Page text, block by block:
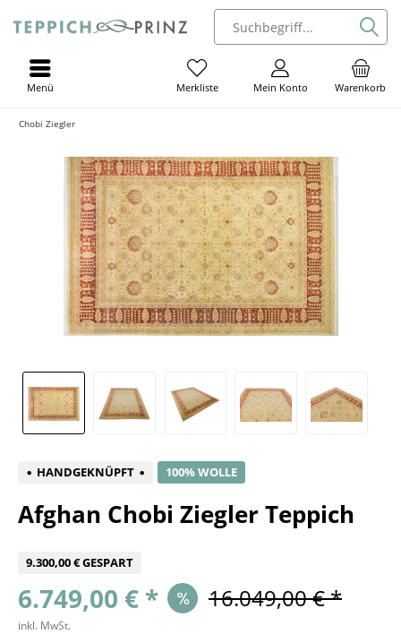
Warenkorb
Mein Konto
Merkliste
Menü
Chobi Ziegler
HANDGEKNÜPFT 100% WOLLE
Afghan Chobi Ziegler Teppich
9.300,00 € GESPART
6.749,00 € * 16.049,00 € *
inkl. MwSt.